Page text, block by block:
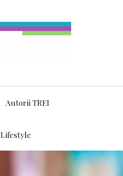
Autorii TREI
Lifestyle